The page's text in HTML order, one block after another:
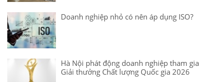
Doanh nghiệp nhỏ có nên áp dụng ISO?
Hà Nội phát động doanh nghiệp tham gia
Giải thưởng Chất lượng Quốc gia 2026